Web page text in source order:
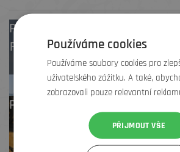
Prodejny
Frýdek-Místek,
Zlín
Profesionální záruční
i pozáruční servis
Používáme cookies
Používáme soubory cookies pro
uživatelského zážitku. A také,
zobrazovali pouze relevantní
PŘIJMOUT VŠE